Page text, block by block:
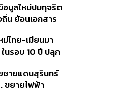
ปุ่น Standard
เปิดเป้าสิ้นปีนี้
ร์
อมูลใหม่ปมทุจริต
น ย้อนเอกสาร
สอบต่อเอี่ยว
.บูรพา หรือไม่
ม่ไทย-เมียนมา
นรอบ 10 ปี ปลุก
าเรือน้ำลึก
ชายแดนสุรินทร์
ขยายไฟฟ้า